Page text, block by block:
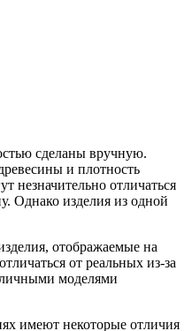
сделаны вручную.
и плотность
незначительно отличаться
Однако изделия из одной
отображаемые на
от реальных из-за
моделями
имеют некоторые отличия